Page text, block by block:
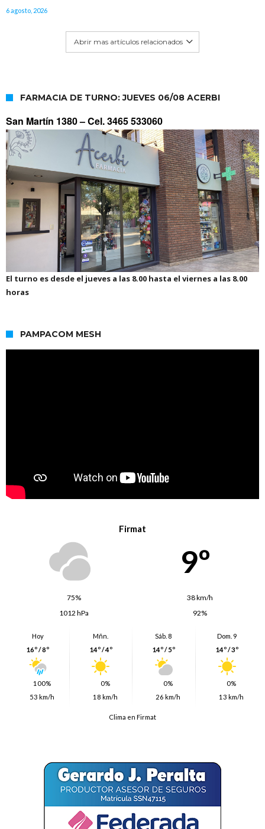
6 agosto, 2026
Abrir mas artículos relacionados
FARMACIA DE TURNO: JUEVES 06/08 ACERBI
San Martín 1380 –Cel. 3465 533060
El turno es desde el jueves a las 8.00 hasta el viernes a las 8.00
horas
PAMPACOM MESH
Firmat
9º
75%
38 km/h
1012 hPa
92%
Hoy
16º / 8º
100%
53 km/h
Mñn.
14º / 4º
0%
18 km/h
Sáb. 8
14º / 5º
0%
26 km/h
Dom. 9
14º / 3º
0%
13 km/h
Clima en Firmat